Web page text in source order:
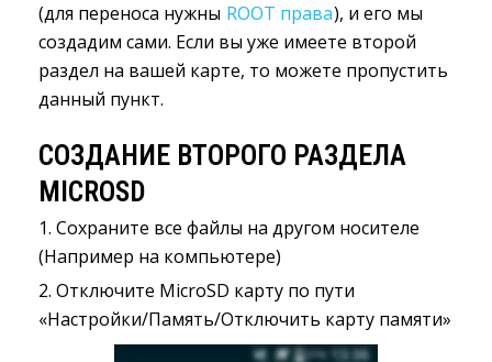
(для переносa нужны ROOT права), и его мы
создадим сами. Если вы уже имеете второй
раздел на вашей карте, то можете пропустить
данный пункт.
СОЗДАНИЕ ВТОРОГО РАЗДЕЛА
MICROSD
1. Сохраните все файлы на другом носителе
(Например на компьютере)
2. Отключите MicroSD карту по пути
«Настройки/Память/Отключить карту памяти»